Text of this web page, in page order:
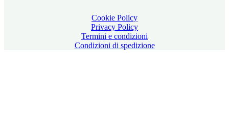
Cookie Policy
Privacy Policy
Termini e condizioni
Condizioni di spedizione